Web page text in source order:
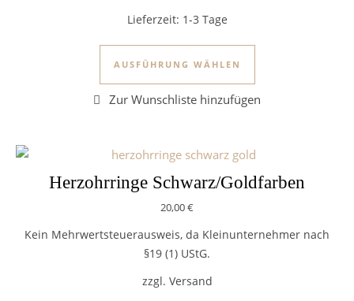
Lieferzeit: 1-3 Tage
AUSFÜHRUNG WÄHLEN
Dieses Produkt
Herzohrringe Schwarz/Goldfarben
20,00€
Kein Mehrwertsteuerausweis, da Kleinunternehmer nach
§19 (1) UStG.
zzgl. Versand